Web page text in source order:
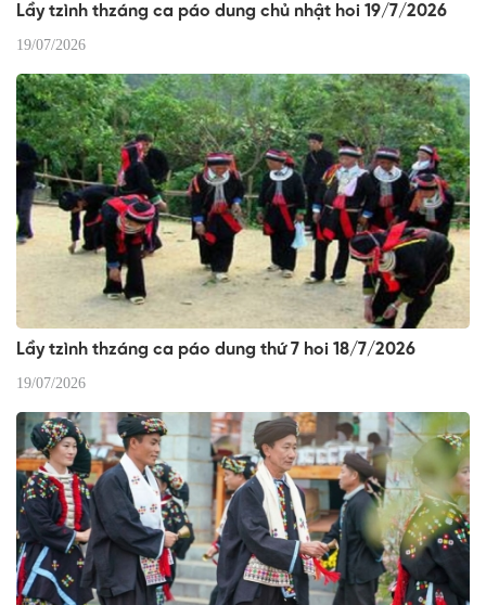
Lầy tzình thzáng ca páo dung chủ nhật hoi 19/7/2026
19/07/2026
Lầy tzình thzáng ca páo dung thứ 7 hoi 18/7/2026
19/07/2026